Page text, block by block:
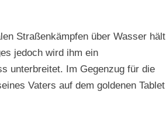
Straßenkämpfen über Wasser hält
jedoch wird ihm ein
unterbreitet. Im Gegenzug für die
Vaters auf dem goldenen Tablet